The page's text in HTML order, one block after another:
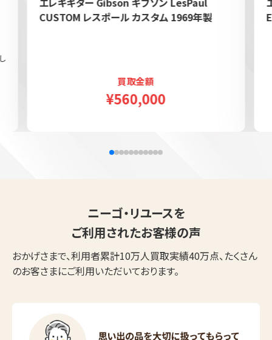
CUSTOM レスポール カスタム 1969年製
買取金額
¥560,000
ニーゴ・リユースを
ご利用されたお客様の声
おかげさまで、利用者累計10万人買取実績40万点、たくさん
のお客さまにご利用いただいております。